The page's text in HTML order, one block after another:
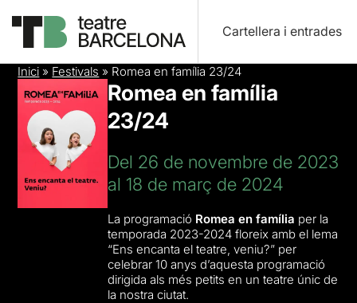
Cartellera i entrades
Inici » Festivals » Romea en família 23/24
Romea en família
23/24
Del 26 de novembre de 2023
al 18 de març de 2024
La programació Romea en família per la
temporada 2023-2024 floreix amb el lema
“Ens encanta el teatre, veniu?” per
celebrar 10 anys d’aquesta programació
dirigida als més petits en un teatre únic de
la nostra ciutat.